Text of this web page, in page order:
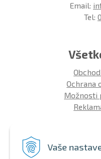
Vaše
Email:
Tel:
Ochrana
Možnosti